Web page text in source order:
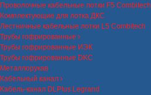
Проволочные кабельные лотки F5 Combitech
Комплектующие для лотка ДКС
Лестничные кабельные лотки L5 Combitech
Трубы гофрированные
Трубы гофрированные ИЭК
Трубы гофрированные DKC
Металлорукав
Кабельный канал
Кабель-канал DLPlus Legrand